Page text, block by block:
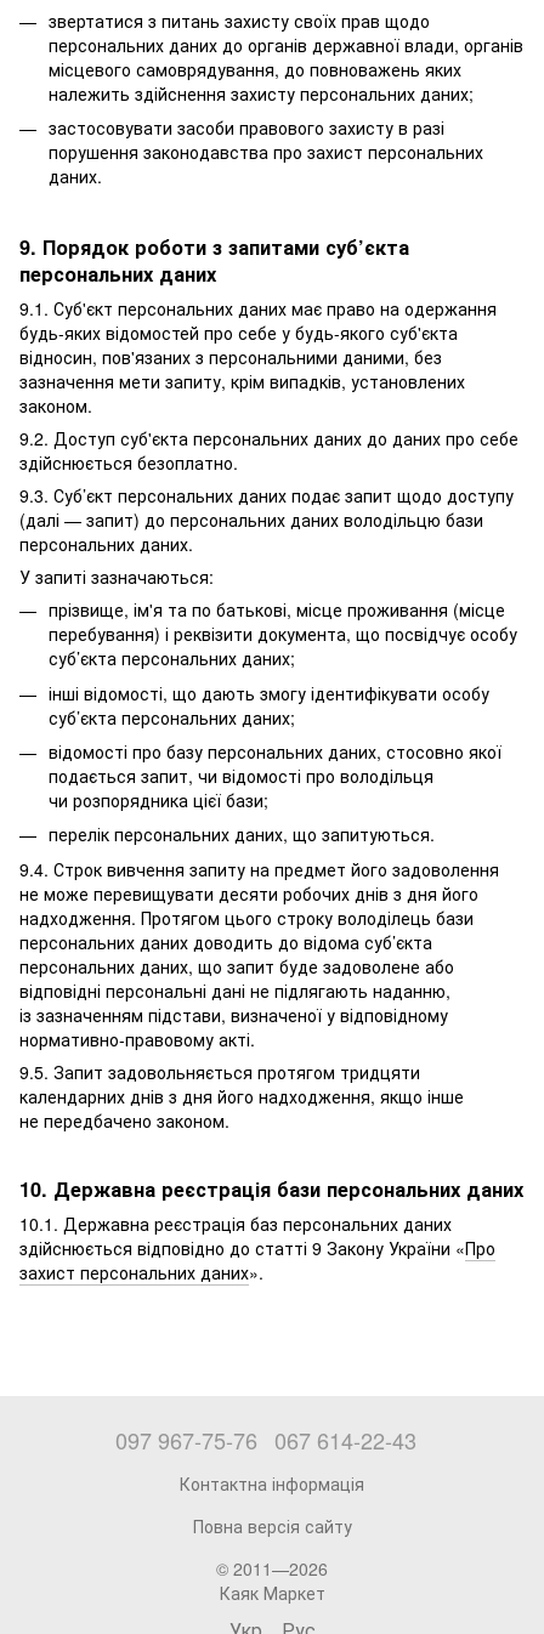
звертатися з питань захисту своїх прав щодо
персональних даних до органів державної влади, органів
місцевого самоврядування, до повноважень яких
належить здійснення захисту персональних даних;
застосовувати засоби правового захисту в разі
порушення законодавства про захист персональних
даних.
9. Порядок роботи з запитами суб’єкта
персональних даних
9.1. Суб'єкт персональних даних має право на одержання
будь-яких відомостей про себе у будь-якого суб'єкта
відносин, пов'язаних з персональними даними, без
зазначення мети запиту, крім випадків, установлених
законом.
9.2. Доступ суб'єкта персональних даних до даних про себе
здійснюється безоплатно.
9.3. Суб’єкт персональних даних подає запит щодо доступу
(далі — запит) до персональних даних володільцю бази
персональних даних.
У запиті зазначаються:
прізвище, ім'я та по батькові, місце проживання (місце
перебування) і реквізити документа, що посвідчує особу
суб’єкта персональних даних;
інші відомості, що дають змогу ідентифікувати особу
суб’єкта персональних даних;
відомості про базу персональних даних, стосовно якої
подається запит, чи відомості про володільця
чи розпорядника цієї бази;
перелік персональних даних, що запитуються.
9.4. Строк вивчення запиту на предмет його задоволення
не може перевищувати десяти робочих днів з дня його
надходження. Протягом цього строку володілець бази
персональних даних доводить до відома суб’єкта
персональних даних, що запит буде задоволене або
відповідні персональні дані не підлягають наданню,
із зазначенням підстави, визначеної у відповідному
нормативно-правовому акті.
9.5. Запит задовольняється протягом тридцяти
календарних днів з дня його надходження, якщо інше
не передбачено законом.
10. Державна реєстрація бази персональних даних
10.1. Державна реєстрація баз персональних даних
здійснюється відповідно до статті 9 Закону України «Про
захист персональних даних».
097 967-75-76 067 614-22-43
Контактна інформація
Повна версія сайту
© 2011—2026
Каяк Маркет